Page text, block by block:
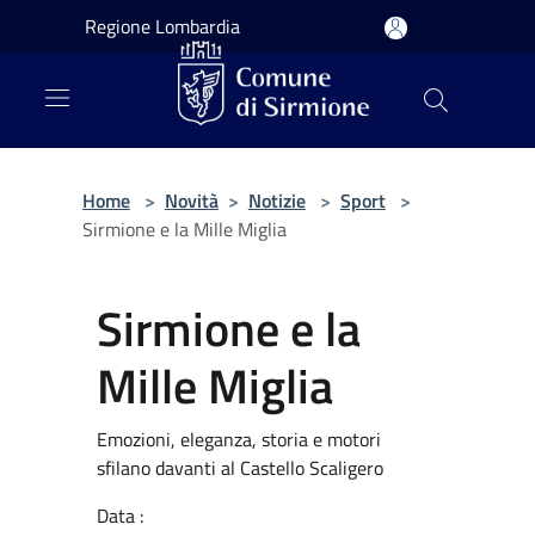
Salta al contenuto principale
Regione Lombardia
Home > Novità > Notizie > Sport >
Sirmione e la Mille Miglia
Sirmione e la
Mille Miglia
Emozioni, eleganza, storia e motori
sfilano davanti al Castello Scaligero
Data :